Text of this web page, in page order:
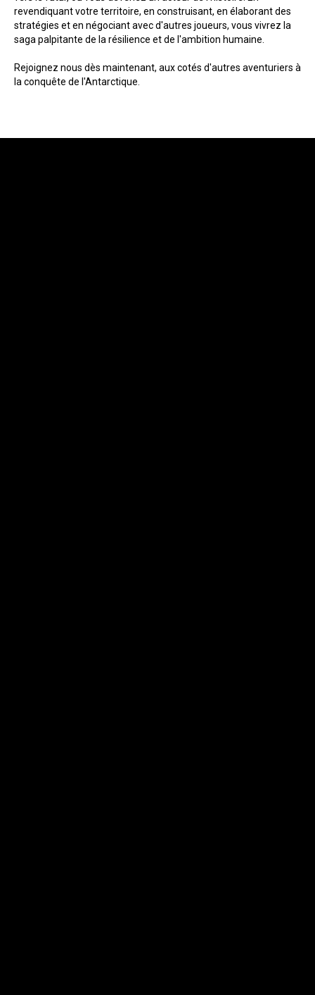
revendiquant votre territoire, en construisant, en élaborant des
stratégies et en négociant avec d'autres joueurs, vous vivrez la
saga palpitante de la résilience et de l'ambition humaine.
Rejoignez nous dès maintenant, aux cotés d'autres aventuriers à
la conquête de l'Antarctique.